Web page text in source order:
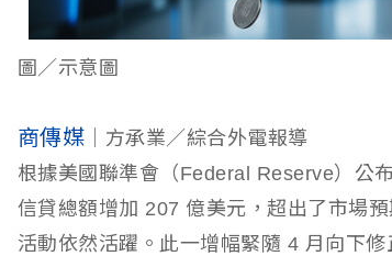
圖／示意圖
商傳媒 ｜方承業／綜合外電報導
根據美國聯準會（Federal Reserve）公
信貸總額增加 207 億美元，超出了市場
活動依然活躍。此一增幅緊隨 4 月向下